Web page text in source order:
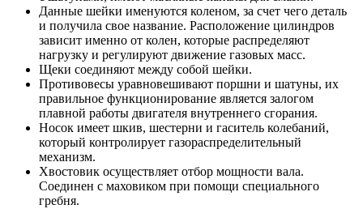
Данные шейки именуются коленом, за счет чего деталь
и получила свое название. Расположение цилиндров
зависит именно от колен, которые распределяют
нагрузку и регулируют движение газовых масс.
Щеки соединяют между собой шейки.
Противовесы уравновешивают поршни и шатуны, их
правильное функционирование является залогом
плавной работы двигателя внутреннего сгорания.
Носок имеет шкив, шестерни и гаситель колебаний,
который контролирует газораспределительный
механизм.
Хвостовик осуществляет отбор мощности вала.
Соединен с маховиком при помощи специального
гребня.